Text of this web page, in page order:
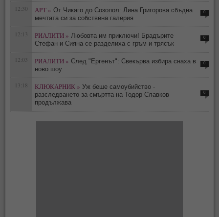
12:30 АРТ » От Чикаго до Созопол: Лина Григорова сбъдна
мечтата си за собствена галерия
0
12:13 РИАЛИТИ » Любовта им приключи! Брадърите
Стефан и Сияна се разделиха с гръм и трясък
0
12:03 РИАЛИТИ » След "Ергенът": Свекърва избира снаха в
ново шоу
0
13:18 КЛЮКАРНИК » Уж беше самоубийство -
разследването за смъртта на Тодор Славков
продължава
0